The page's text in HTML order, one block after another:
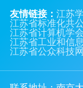
友情链接：江苏
江苏省标准化共
江苏省计算机学
江苏省工业和信
江苏省公众科技网